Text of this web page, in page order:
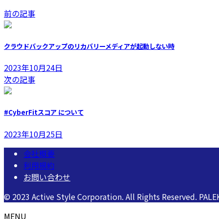
前の記事
クラウドバックアップのリカバリーメディアが起動しない時
2023年10月24日
次の記事
#CyberFitスコア について
2023年10月25日
会社概要
利用規約
お問い合わせ
© 2023 Active Style Corporation. All Rights Reserved.
MENU